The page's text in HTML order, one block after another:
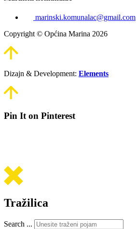
marinski.komunalac@gmail.com
Copyright © Općina Marina 2026
Dizajn & Development: Elements
Pin It on Pinterest
Tražilica
Search ...